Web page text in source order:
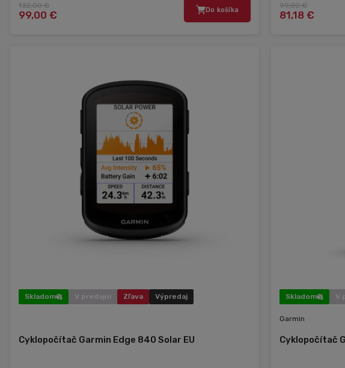
132,00 €
99,00 € Do košíka
99,00 €
81,18 €
Skladom V predajni Zľava Výpredaj
Cyklopočítač Garmin Edge 840 Solar EU
Skladom V
Garmin
Cyklopočítač